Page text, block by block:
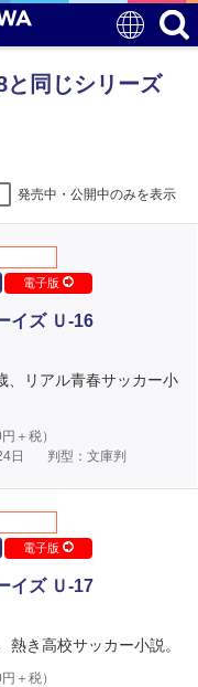
同じシリーズ
発売中・公開中のみを表示
電子版
イズ Ｕ-16
、リアル青春サッカー小
円＋税）
日
判型：文庫判
電子版
イズ Ｕ-17
熱き高校サッカー小説。
円＋税）